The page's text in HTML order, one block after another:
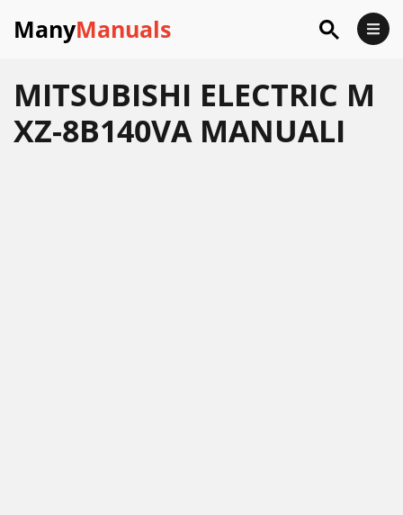
ManyManuals
MITSUBISHI ELECTRIC M
XZ-8B140VA MANUALI